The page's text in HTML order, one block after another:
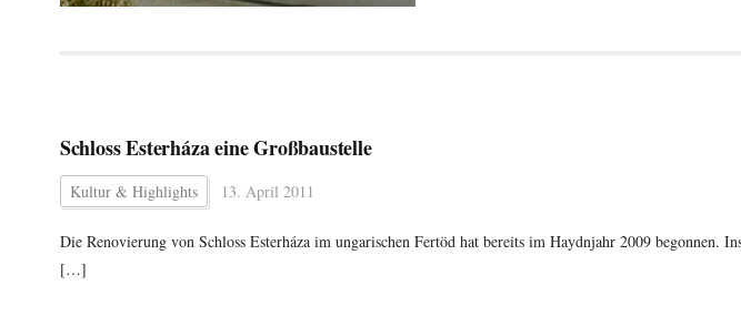
Schloss Esterháza eine Großbaustelle
Kultur & Highlights 13. April 2011
Die Renovierung von Schloss Esterháza im ungarischen Fertöd hat bereits im Haydnjahr 2009 begonnen.
[…]